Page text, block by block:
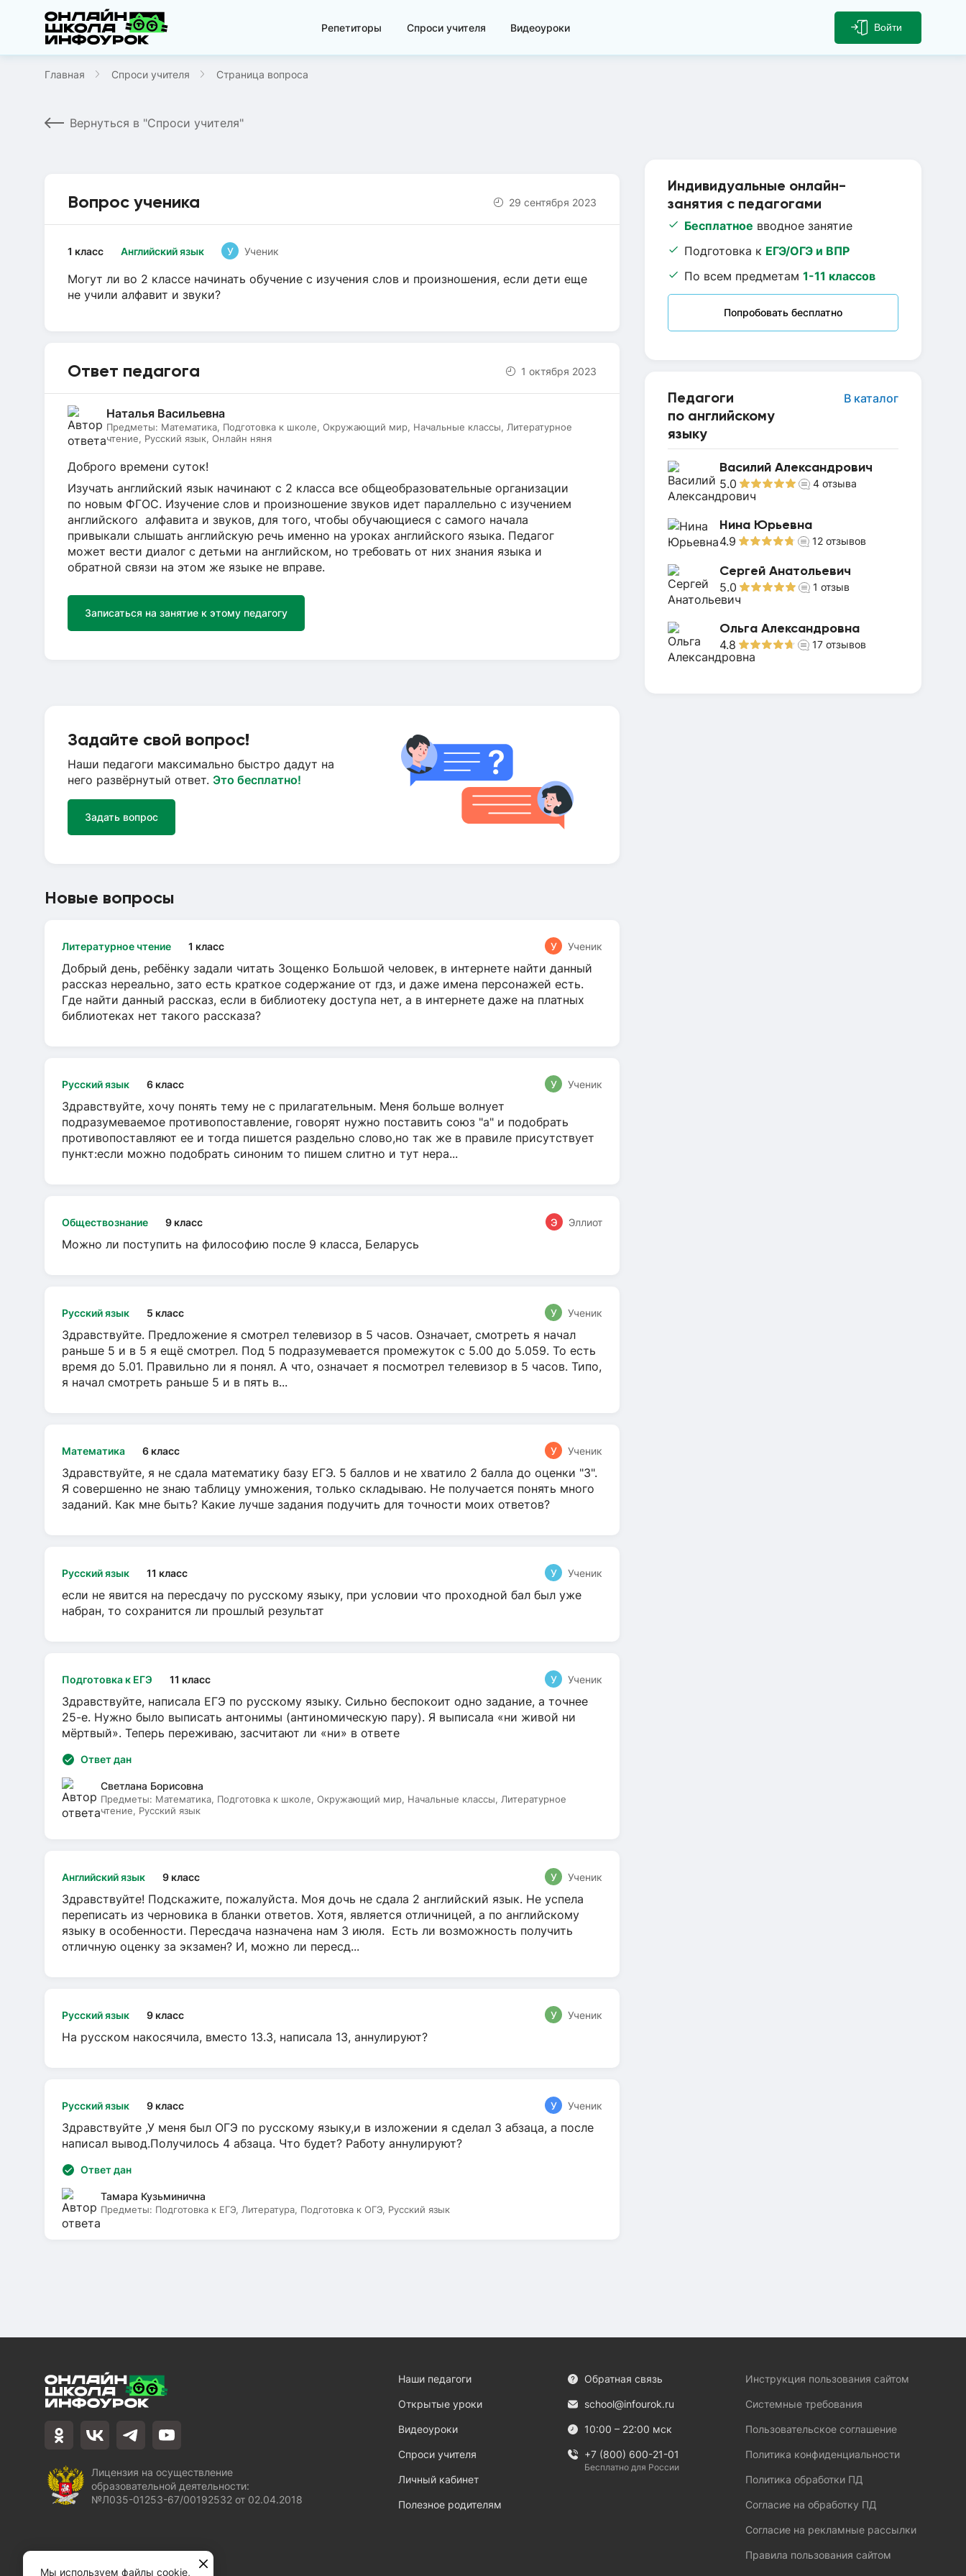
Репетиторы Спроси учителя Видеоуроки Войти
Главная Спроси учителя Страница вопроса
Вернуться в "Спроси учителя"
Индивидуальные онлайн-
занятия с педагогами
Бесплатное вводное занятие
Подготовка к ЕГЭ/ОГЭ и ВПР
По всем предметам 1-11 классов
Попробовать бесплатно
Педагоги
по английскому
языку
В каталог
Василий Александрович
5.0 4 отзыва
Нина Юрьевна
4.9 12 отзывов
Сергей Анатольевич
5.0 1 отзыв
Ольга Александровна
4.8 17 отзывов
Вопрос ученика 29 сентября 2023
Английский язык
1 класс У Ученик
Могут ли во 2 классе начинать обучение с изучения слов и произношения, если дети еще
не учили алфавит и звуки?
Ответ педагога 1 октября 2023
Наталья Васильевна
Предметы: Математика, Подготовка к школе, Окружающий мир, Начальные классы, Литературное
чтение, Русский язык, Онлайн няня
Доброго времени суток!
Изучать английский язык начинают с 2 класса все общеобразовательные организации
по новым ФГОС. Изучение слов и произношение звуков идет параллельно с изучением
английского алфавита и звуков, для того, чтобы обучающиеся с самого начала
привыкали слышать английскую речь именно на уроках английского языка. Педагог
может вести диалог с детьми на английском, но требовать от них знания языка и
обратной связи на этом же языке не вправе.
Записаться на занятие к этому педагогу
Задайте свой вопрос!
Наши педагоги максимально быстро дадут на
него развёрнутый ответ. Это бесплатно!
Задать вопрос
Новые вопросы
Литературное чтение 1 класс У Ученик
Добрый день, ребёнку задали читать Зощенко Большой человек, в интернете найти данный
рассказ нереально, зато есть краткое содержание от гдз, и даже имена персонажей есть.
Где найти данный рассказ, если в библиотеку доступа нет, а в интернете даже на платных
библиотеках нет такого рассказа?
Русский язык 6 класс У Ученик
Здравствуйте, хочу понять тему не с прилагательным. Меня больше волнует
подразумеваемое противопоставление, говорят нужно поставить союз "а" и подобрать
противопоставляют ее и тогда пишется раздельно слово,но так же в правиле присутствует
пункт:если можно подобрать синоним то пишем слитно и тут нера...
Обществознание 9 класс Э Эллиот
Можно ли поступить на философию после 9 класса, Беларусь
Русский язык 5 класс У Ученик
Здравствуйте. Предложение я смотрел телевизор в 5 часов. Означает, смотреть я начал
раньше 5 и в 5 я ещё смотрел. Под 5 подразумевается промежуток с 5.00 до 5.059. То есть
время до 5.01. Правильно ли я понял. А что, означает я посмотрел телевизор в 5 часов. Типо,
я начал смотреть раньше 5 и в пять в...
Математика 6 класс У Ученик
Здравствуйте, я не сдала математику базу ЕГЭ. 5 баллов и не хватило 2 балла до оценки "3".
Я совершенно не знаю таблицу умножения, только складываю. Не получается понять много
заданий. Как мне быть? Какие лучше задания подучить для точности моих ответов?
Русский язык 11 класс У Ученик
если не явится на пересдачу по русскому языку, при условии что проходной бал был уже
набран, то сохранится ли прошлый результат
Подготовка к ЕГЭ 11 класс У Ученик
Здравствуйте, написала ЕГЭ по русскому языку. Сильно беспокоит одно задание, а точнее
25-е. Нужно было выписать антонимы (антиномическую пару). Я выписала «ни живой ни
мёртвый». Теперь переживаю, засчитают ли «ни» в ответе
Ответ дан
Светлана Борисовна
Предметы: Математика, Подготовка к школе, Окружающий мир, Начальные классы, Литературное
чтение, Русский язык
Английский язык 9 класс У Ученик
Здравствуйте! Подскажите, пожалуйста. Моя дочь не сдала 2 английский язык. Не успела
переписать из черновика в бланки ответов. Хотя, является отличницей, а по английскому
языку в особенности. Пересдача назначена нам 3 июля. Есть ли возможность получить
отличную оценку за экзамен? И, можно ли пересд...
Русский язык 9 класс У Ученик
На русском накосячила, вместо 13.3, написала 13, аннулируют?
Русский язык 9 класс У Ученик
Здравствуйте ,У меня был ОГЭ по русскому языку,и в изложении я сделал 3 абзаца, а после
написал вывод.Получилось 4 абзаца. Что будет? Работу аннулируют?
Ответ дан
Тамара Кузьминична
Предметы: Подготовка к ЕГЭ, Литература, Подготовка к ОГЭ, Русский язык
Лицензия на осуществление
образовательной деятельности:
№Л035-01253-67/00192532 от 02.04.2018
Наши педагоги
Открытые уроки
Видеоуроки
Спроси учителя
Личный кабинет
Полезное родителям
Обратная связь
school@infourok.ru
10:00 – 22:00 мск
+7 (800) 600-21-01
Бесплатно для России
Инструкция пользования сайтом
Системные требования
Пользовательское соглашение
Политика конфиденциальности
Политика обработки ПД
Согласие на обработку ПД
Согласие на рекламные рассылки
Правила пользования сайтом
Мы используем файлы cookie,